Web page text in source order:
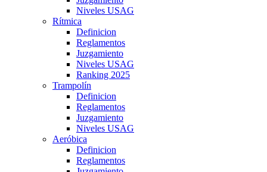
Niveles USAG
Rítmica
Definicion
Reglamentos
Juzgamiento
Niveles USAG
Ranking 2025
Trampolín
Definicion
Reglamentos
Juzgamiento
Niveles USAG
Aeróbica
Definicion
Reglamentos